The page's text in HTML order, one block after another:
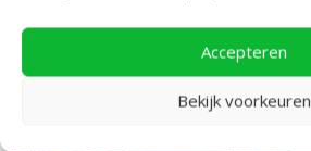
Accepteren
Bekijk voorkeuren